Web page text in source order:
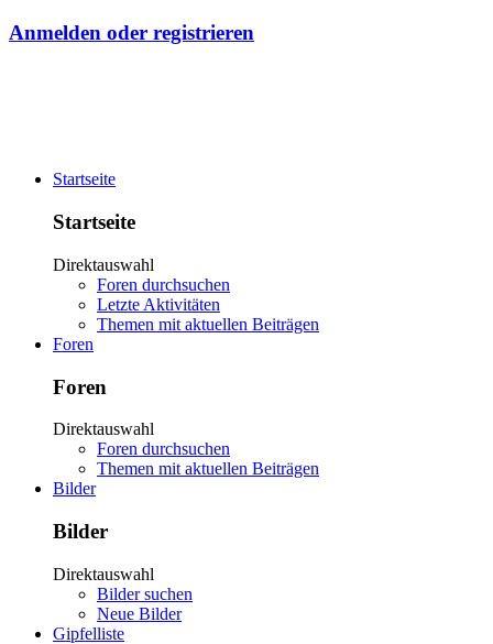
Anmelden oder registrieren
Startseite
Startseite
Direktauswahl
Foren durchsuchen
Letzte Aktivitäten
Themen mit aktuellen Beiträgen
Foren
Foren
Direktauswahl
Foren durchsuchen
Themen mit aktuellen Beiträgen
Bilder
Bilder
Direktauswahl
Bilder suchen
Neue Bilder
Gipfelliste